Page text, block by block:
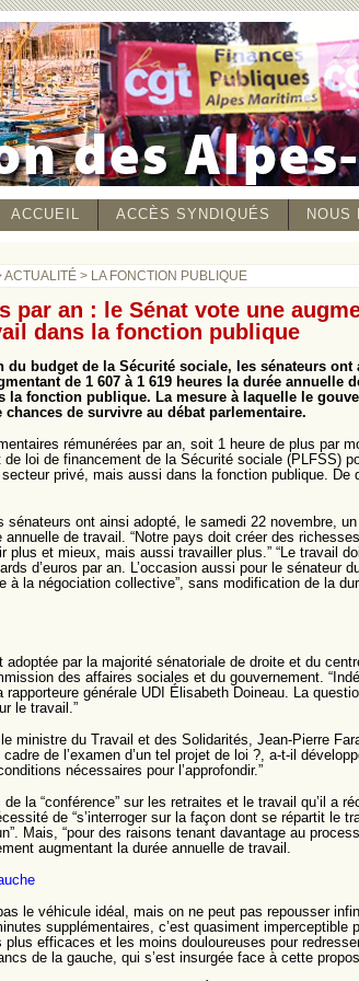
NOUS
ACCÈS SYNDIQUÉS
ACCUEIL
ACTUALITÉ > LA FONCTION PUBLIQUE
par an : le Sénat vote une
dans la fonction publique
du budget de la Sécurité sociale, les sénateurs ont
de 1 607 à 1 619 heures la durée annuelle
la fonction publique. La mesure à laquelle le
de survivre au débat parlementaire.
rémunérées par an, soit 1 heure de plus par
de loi de financement de la Sécurité sociale (PLFSS)
privé, mais aussi dans la fonction publique.
sénateurs ont ainsi adopté, le samedi 22 novembre,
annuelle de travail. “Notre pays doit créer des
et mieux, mais aussi travailler plus.” “Le travail
d’euros par an. L’occasion aussi pour le sénateur
à la négociation collective”, sans modification de la
par la majorité sénatoriale de droite et du
des affaires sociales et du gouvernement.
générale UDI Élisabeth Doineau. La
le travail.”
le ministre du Travail et des Solidarités, Jean‑Pierre
de l’examen d’un tel projet de loi ?, a‑t‑il
nécessaires pour l’approfondir.”
la “conférence” sur les retraites et le travail qu’il a
de “s’interroger sur la façon dont se répartit le
Mais, “pour des raisons tenant davantage au
augmentant la durée annuelle de travail.
le véhicule idéal, mais on ne peut pas repousser
supplémentaires, c’est quasiment imperceptible
plus efficaces et les moins douloureuses pour
de la gauche, qui s’est insurgée face à cette